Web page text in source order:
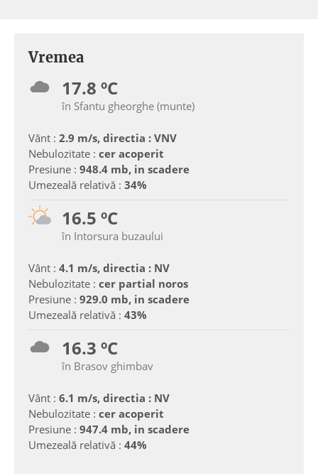
Vremea
17.8 ºC
în Sfantu gheorghe (munte)
Vânt : 2.9 m/s, directia : VNV
Nebulozitate : cer acoperit
Presiune : 948.4 mb, in scadere
Umezeală relativă : 34%
16.5 ºC
în Intorsura buzaului
Vânt : 4.1 m/s, directia : NV
Nebulozitate : cer partial noros
Presiune : 929.0 mb, in scadere
Umezeală relativă : 43%
16.3 ºC
în Brasov ghimbav
Vânt : 6.1 m/s, directia : NV
Nebulozitate : cer acoperit
Presiune : 947.4 mb, in scadere
Umezeală relativă : 44%